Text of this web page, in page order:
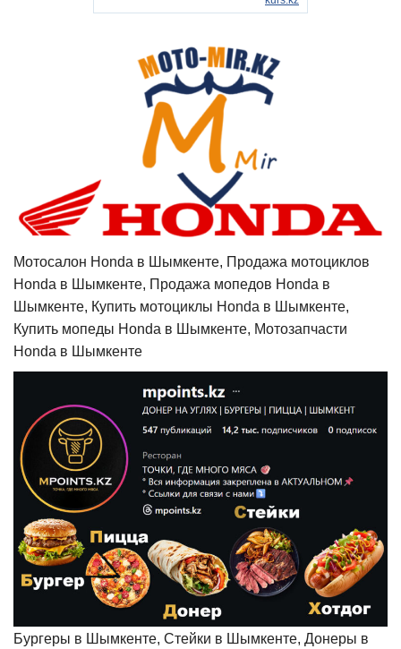
Мотосалон Honda в Шымкенте, Продажа мотоциклов
Honda в Шымкенте, Продажа мопедов Honda в
Шымкенте, Купить мотоциклы Honda в Шымкенте,
Купить мопеды Honda в Шымкенте, Мотозапчасти
Honda в Шымкенте
Бургеры в Шымкенте, Стейки в Шымкенте, Донеры в